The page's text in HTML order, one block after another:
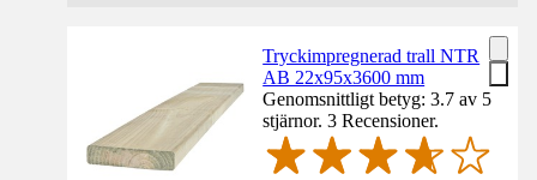
Tryckimpregnerad trall NTR
AB 22x95x3600 mm
Genomsnittligt betyg: 3.7 av 5
stjärnor. 3 Recensioner.